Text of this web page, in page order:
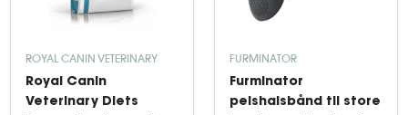
ROYAL CANIN VETERINARY
Royal Canin
Veterinary Diets
FURMINATOR
Furminator
pelshalsbånd til store